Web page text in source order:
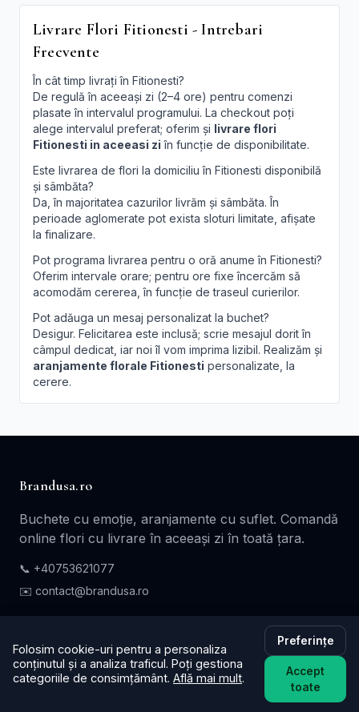
Livrare Flori Fitionesti - Intrebari
Frecvente
În cât timp livrați în Fitionesti?
De regulă în aceeași zi (2–4 ore) pentru comenzi
plasate în intervalul programului. La checkout poți
alege intervalul preferat; oferim și livrare flori
Fitionesti in aceeasi zi în funcție de disponibilitate.
Este livrarea de flori la domiciliu în Fitionesti disponibilă
și sâmbăta?
Da, în majoritatea cazurilor livrăm și sâmbăta. În
perioade aglomerate pot exista sloturi limitate, afișate
la finalizare.
Pot programa livrarea pentru o oră anume în Fitionesti?
Oferim intervale orare; pentru ore fixe încercăm să
acomodăm cererea, în funcție de traseul curierilor.
Pot adăuga un mesaj personalizat la buchet?
Desigur. Felicitarea este inclusă; scrie mesajul dorit în
câmpul dedicat, iar noi îl vom imprima lizibil. Realizăm și
aranjamente florale Fitionesti personalizate, la
cerere.
Brandusa.ro
Buchete cu emoție, aranjamente cu suflet. Comandă
online flori cu livrare în aceeași zi în toată țara.
📞 +40753621077
✉️ contact@brandusa.ro
Buchete de Flori
Folosim cookie-uri pentru a personaliza
conținutul și a analiza traficul. Poți gestiona
categoriile de consimțământ. Află mai mult.
Preferințe
Accept
toate